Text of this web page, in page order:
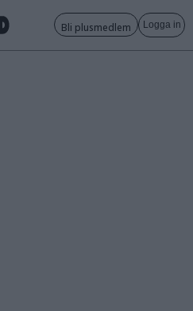
Bli plusmedlem Logga in